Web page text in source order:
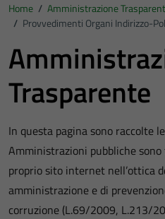
Home / Amministrazione
/ Provvedimenti Organi Indirizzo-
Trasparente
In questa pagina sono raccolte
Amministrazioni pubbliche
proprio sito internet nell’ottica
amministrazione e di
corruzione (L.69/2009, L.213/